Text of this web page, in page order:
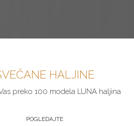
HALJINE
preko 100 modela LUNA haljina
POGLEDAJTE